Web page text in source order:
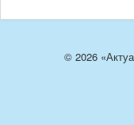
© 2026